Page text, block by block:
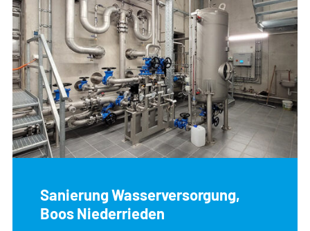
Sanierung Wasserversorgung,
Boos Niederrieden